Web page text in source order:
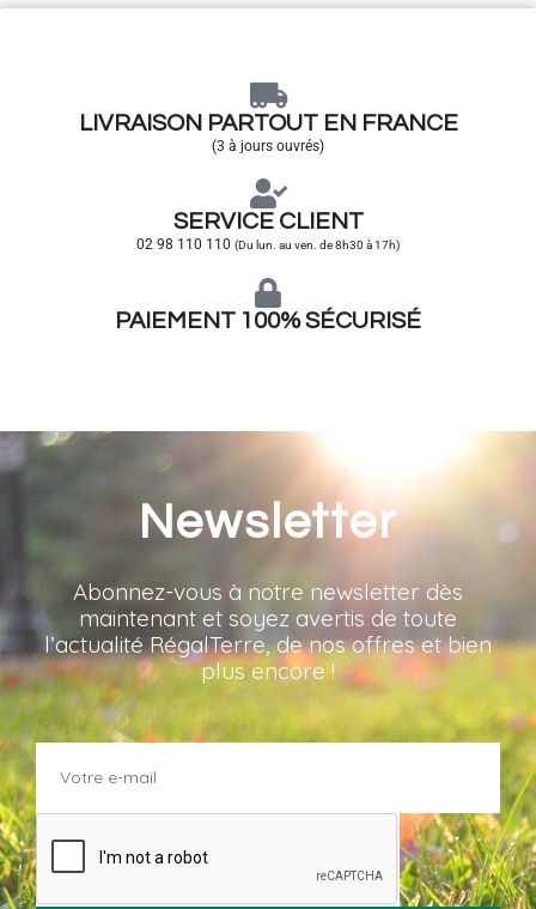
LIVRAISON PARTOUT EN FRANCE
(3 à jours ouvrés)
SERVICE CLIENT
02 98 110 110 (Du lun. au ven. de 8h30 à 17h)
PAIEMENT 100% SÉCURISÉ
Newsletter
Abonnez-vous à notre newsletter dès
maintenant et soyez avertis de toute
l’actualité RégalTerre, de nos offres et bien
plus encore !